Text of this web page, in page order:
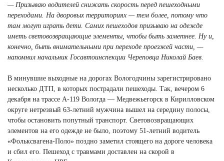
— Призываю водителей снижать скорость перед пешеходными
переходами. На дворовых территориях — тем более, потому что
там могут играть дети. Самих пешеходов призываю на одежде
иметь световозвращающие элементы, чтобы быть заметнее. Ну и,
конечно, быть внимательными при переходе проезжей части, —
напомнил начальник Госавтоинспекции Череповца Николай Баев.
В минувшие выходные на дорогах Вологодчины зарегистрировано
несколько ДТП, в которых пострадали пешеходы. Так, вечером 6
декабря на трассе А-119 Вологда — Медвежьегорск в Кирилловском
округе нетрезвый 63-летний мужчина вышел на середину полосы,
чтобы остановить попутный транспорт. Световозвращающих
элементов на его одежде не было, поэтому 51-летний водитель
«Фольксвагена-Поло» поздно заметил стоящего на дороге человека
и сбил его. Пешеход с травмами доставлен на скорой в